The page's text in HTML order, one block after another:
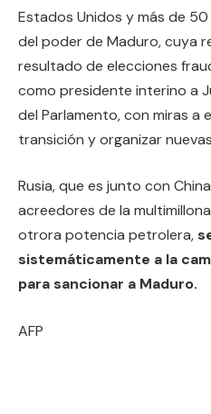
Estados Unidos y más de
del poder de Maduro, cuya
resultado de elecciones
como presidente interino a
del Parlamento, con miras a
transición y organizar
Rusia, que es junto con
acreedores de la
otrora potencia petrolera,
sistemáticamente a la
para sancionar a Maduro.
AFP